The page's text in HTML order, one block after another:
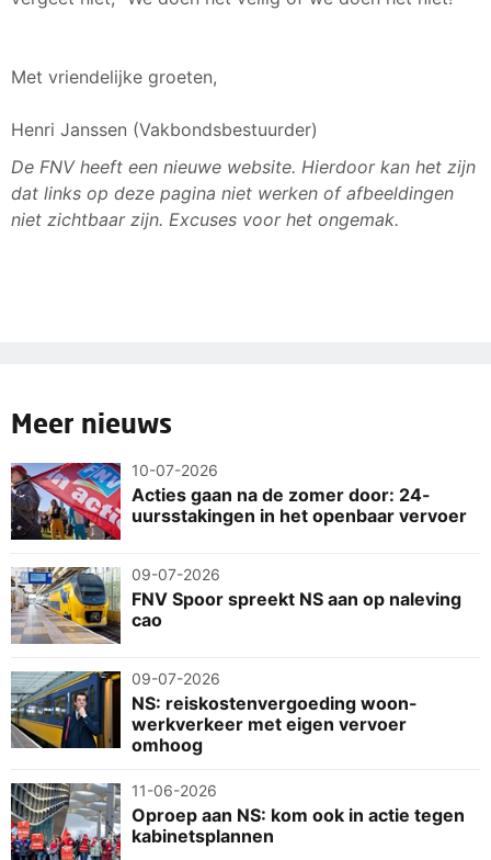
Met vriendelijke groeten,
Henri Janssen (Vakbondsbestuurder)
De FNV heeft een nieuwe website. Hierdoor kan het zijn
dat links op deze pagina niet werken of afbeeldingen
niet zichtbaar zijn. Excuses voor het ongemak.
Meer nieuws
10-07-2026
Acties gaan na de zomer door: 24-
uursstakingen in het openbaar vervoer
09-07-2026
FNV Spoor spreekt NS aan op naleving
cao
09-07-2026
NS: reiskostenvergoeding woon-
werkverkeer met eigen vervoer
omhoog
11-06-2026
Oproep aan NS: kom ook in actie tegen
kabinetsplannen